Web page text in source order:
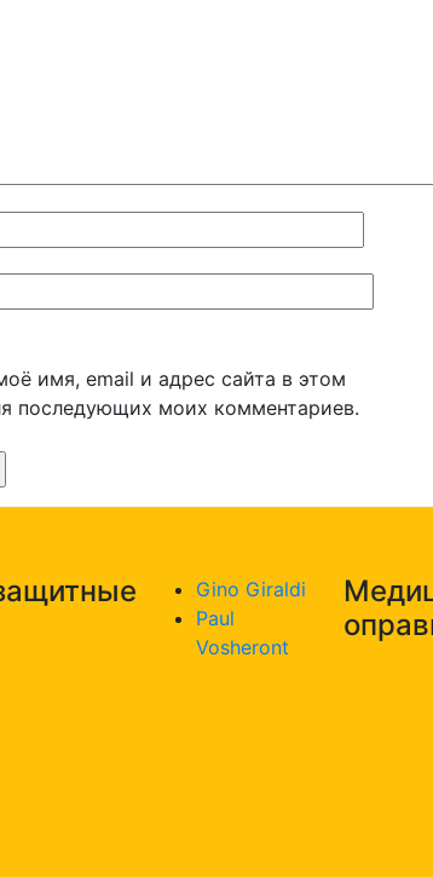
имя, email и адрес сайта в этом
последующих моих комментариев.
Gino Giraldi
Paul
Vosheront